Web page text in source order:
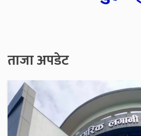
ताजा अपडेट